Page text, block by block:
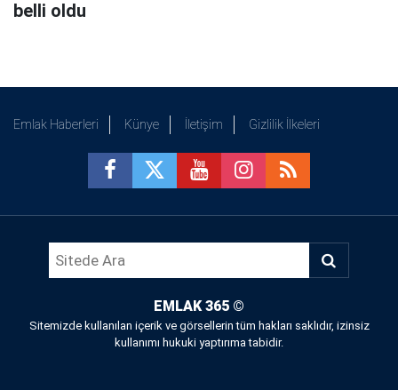
belli oldu
Emlak Haberleri Künye İletişim Gizlilik İlkeleri
EMLAK 365 ©
Sitemizde kullanılan içerik ve görsellerin tüm hakları saklıdır, izinsiz
kullanımı hukuki yaptırıma tabidir.